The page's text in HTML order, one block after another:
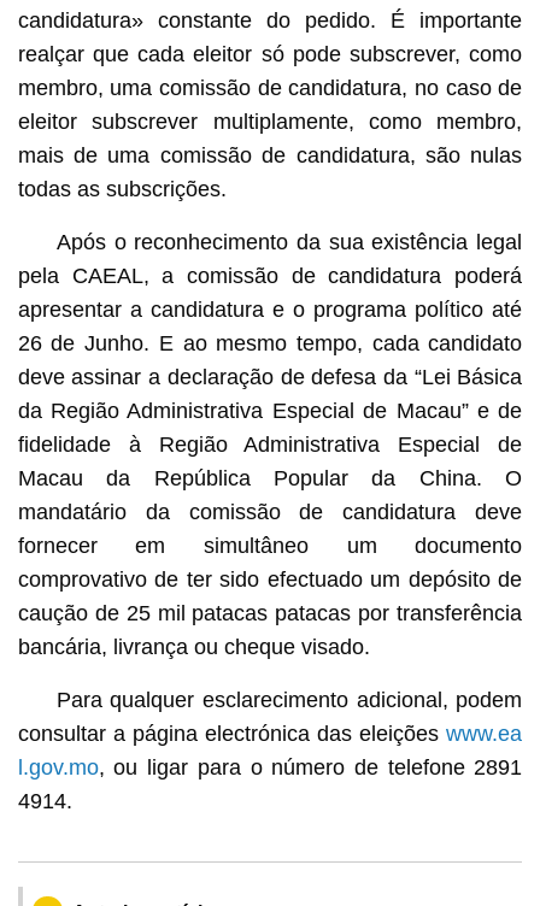
candidatura» constante do pedido. É importante
realçar que cada eleitor só pode subscrever, como
membro, uma comissão de candidatura, no caso de
eleitor subscrever multiplamente, como membro,
mais de uma comissão de candidatura, são nulas
todas as subscrições.
Após o reconhecimento da sua existência legal
pela CAEAL, a comissão de candidatura poderá
apresentar a candidatura e o programa político até
26 de Junho. E ao mesmo tempo, cada candidato
deve assinar a declaração de defesa da “Lei Básica
da Região Administrativa Especial de Macau” e de
fidelidade à Região Administrativa Especial de
Macau da República Popular da China. O
mandatário da comissão de candidatura deve
fornecer em simultâneo um documento
comprovativo de ter sido efectuado um depósito de
caução de 25 mil patacas patacas por transferência
bancária, livrança ou cheque visado.
Para qualquer esclarecimento adicional, podem
consultar a página electrónica das eleiçõeswww.ea
l.gov.mo, ou ligar para o número de telefone 2891
4914.